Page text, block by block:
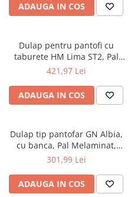
Saltele Memory
Saltele 160x200
Saltele 180x200
Top saltele
Top saltele 5 cm
Top saltele MemoHR 6.5 cm
Saltele ieftine
Saltele cu plasa de arcuri
Saltele cu spuma
Scaune ergonomice
Dulap birou
Birouri
Scaune pentru birou
Scaune pentru vizitatori
Scaune manager
Mese bucatarie
Scaune pentru bucatarie
Seturi mese si scaune bucatarie
ADAUGA IN COS
Dulap pentru pantofi cu
taburete HM Lima ST2, Pal
melaminat, stofa, capacitate 6
421,97 Lei
ADAUGA IN COS
Dulap tip pantofar GN Albia,
cu banca, Pal Melaminat,
doua rafturi, capacitate 6
301,99 Lei
ADAUGA IN COS